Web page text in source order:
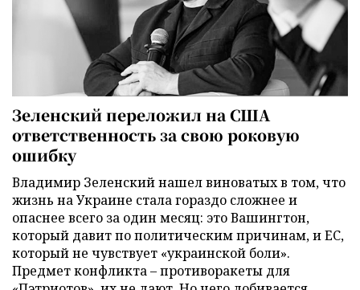
Зеленский переложил на США
ответственность за свою роковую
ошибку
Владимир Зеленский нашел виноватых в том, что
жизнь на Украине стала гораздо сложнее и
опаснее всего за один месяц: это Вашингтон,
который давит по политическим причинам, и ЕС,
который не чувствует «украинской боли».
Предмет конфликта – противоракеты для